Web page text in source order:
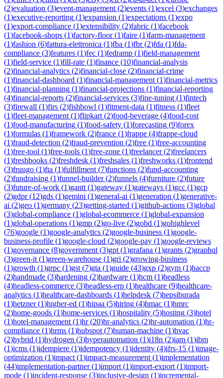
(2)evaluation (3)event-management (2)events (1)excel (3)exchanges
(1)executive-reporting (1)expansion (1)expectations (1)expo
(1)export-compliance (1)extensibility (2)fabric (1)facebook
(1)facebook-shops (1)factory-floor(1)faire (1)farm-management
(1)fashion (6)fattura-elettronica (1)fba (1)fbr(2)fda (1)fda-
compliance (3)features (1)fec (1)fedramp (1)field-management
(1)field-service (1)fill-rate (1)finance (10)financial-analysis
(2)financial-analytics (2)financial-close (2)financial-crime
(1)financial-dashboard (1)financial-management (1)financial-metrics
(1)financial-planning (1)financial-projections (1)financial-reporting
(4)financial-reports (2)financial-services (3)fine-tuning (1)fintech
(3)firewall (1)firs (2)fishbowl (1)fitment-data (1)fitness (1)fleet
(1)fleet-management (1)flipkart (2)food-beverage (4)food-cost
(1)food-manufacturing (1)food-safety (1)forecasting (9)forex
(1)formulas (1)framework (2)france (1)frappe (4)frappe-cloud
(1)fraud-detection (2)fraud-prevention (2)free (1)free-accounting
(1)free-tool (1)free-tools (1)free-zone (1)freelancer(2)freelancers
(1)freshbooks (2)freshdesk (1)freshsales (1)freshworks (1)frontend
(3)fruugo (1)fta (1)fulfillment (7)functions (2)fund-accounting
(2)fundraising (1)funnel-builder(2)funnels (4)furniture (2)future
(3)future-of-work (1)gantt (1)gateway (1)gateways (1)gcc (1)gcp
(2)gdpr(12)gds (1)gemini (1)general-ai (1)generation (1)generative-
ai (2)geo (1)germany (23)getting-started (1)github-actions (3)global
(3)global-compliance (1)global-ecommerce (1)global-expansion
(1)global-operations (1)gmp (2)go-live (2)gobd (1)gohighlevel
(76)google (1)google-analytics (2)google-business (1)google-
business-profile (1)google-cloud (2)google-pay (1)google-reviews
(1)governance (8)government (3)gpt (1)grafana (1)grants (2)graphql
(3)green-it (1)green-warehouse (1)gri (2)growing-business
(1)growth (1)grpc (1)gst (7)gta (1)guide (43)gxp (2)gym (1)haccp
(2)handmade (3)hardening (2)hardware (1)hcm (1)headless
(4)headless-commerce (3)headless-erp (1)healthcare (9)healthcare-
analytics (1)healthcare-dashboards (1)helpdesk (7)hepsiburada
(1)hetzner(1)higher-ed (1)hipaa (5)hiring (4)hmac (1)hmrc
(2)home-goods (1)home-services (1)hospitality (5)hosting (3)hotel
(1)hotel-management (1)hr(20)hr-analytics (2)hr-automation (1)hr-
compliance (1)hrms (1)hubspot (7)human-machine (1)hvac
(2)hybrid (1)hydrogen (3)hyperautomation (1)i18n (2)iam (1)ibm
(1)icms (1)idempiere (1)idempotency (1)identity (4)ifrs-15 (1)image-
optimization (1)impact (1)impact-measurement (1)implementation
(44)implementation-partner(1)import (1)import-export (1)import-
mode (1)incident-response (3)inclusive-design (1)incremental-